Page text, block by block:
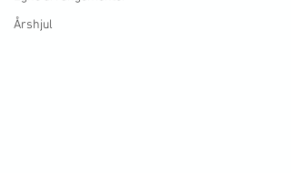
Årshjul